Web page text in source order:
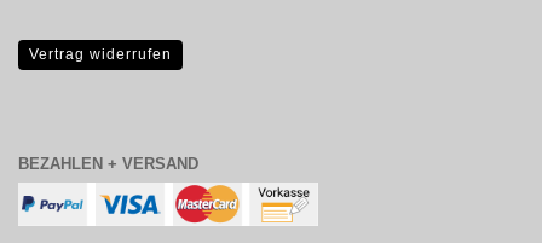
Vertrag widerrufen
BEZAHLEN + VERSAND